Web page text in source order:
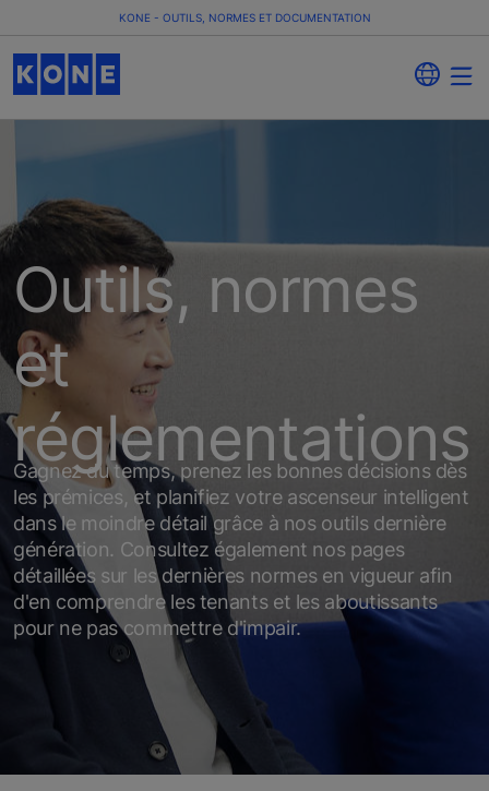
KONE - OUTILS, NORMES ET DOCUMENTATION
Outils, normes
et
réglementations
Gagnez du temps, prenez les bonnes décisions dès
les prémices, et planifiez votre ascenseur intelligent
dans le moindre détail grâce à nos outils dernière
génération. Consultez également nos pages
détaillées sur les dernières normes en vigueur afin
d'en comprendre les tenants et les aboutissants
pour ne pas commettre d'impair.